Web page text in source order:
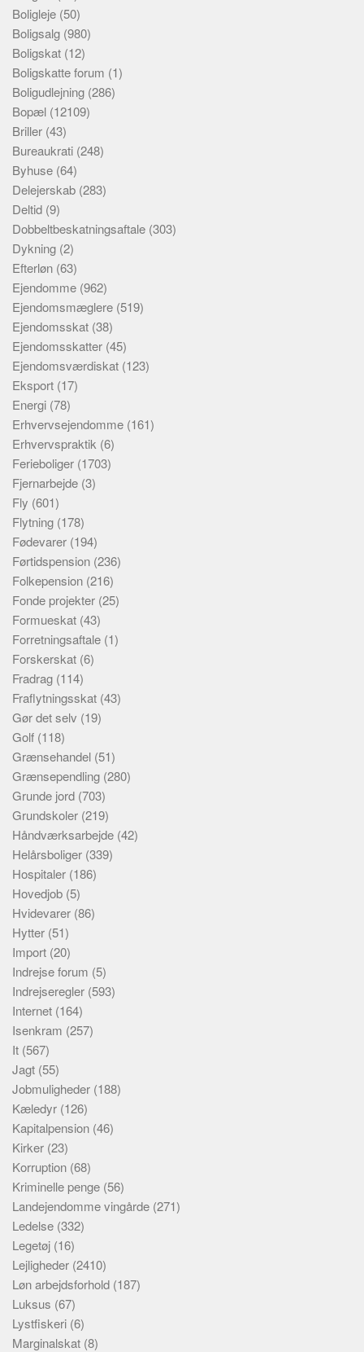
Boligleje (50)
Boligsalg (980)
Boligskat (12)
Boligskatte forum (1)
Boligudlejning (286)
Bopæl (12109)
Briller (43)
Bureaukrati (248)
Byhuse (64)
Delejerskab (283)
Deltid (9)
Dobbeltbeskatningsaftale (303)
Dykning (2)
Efterløn (63)
Ejendomme (962)
Ejendomsmæglere (519)
Ejendomsskat (38)
Ejendomsskatter (45)
Ejendomsværdiskat (123)
Eksport (17)
Energi (78)
Erhvervsejendomme (161)
Erhvervspraktik (6)
Ferieboliger (1703)
Fjernarbejde (3)
Fly (601)
Flytning (178)
Fødevarer (194)
Førtidspension (236)
Folkepension (216)
Fonde projekter (25)
Formueskat (43)
Forretningsaftale (1)
Forskerskat (6)
Fradrag (114)
Fraflytningsskat (43)
Gør det selv (19)
Golf (118)
Grænsehandel (51)
Grænsependling (280)
Grunde jord (703)
Grundskoler (219)
Håndværksarbejde (42)
Helårsboliger (339)
Hospitaler (186)
Hovedjob (5)
Hvidevarer (86)
Hytter (51)
Import (20)
Indrejse forum (5)
Indrejseregler (593)
Internet (164)
Isenkram (257)
It (567)
Jagt (55)
Jobmuligheder (188)
Kæledyr (126)
Kapitalpension (46)
Kirker (23)
Korruption (68)
Kriminelle penge (56)
Landejendomme vingårde (271)
Ledelse (332)
Legetøj (16)
Lejligheder (2410)
Løn arbejdsforhold (187)
Luksus (67)
Lystfiskeri (6)
Marginalskat (8)